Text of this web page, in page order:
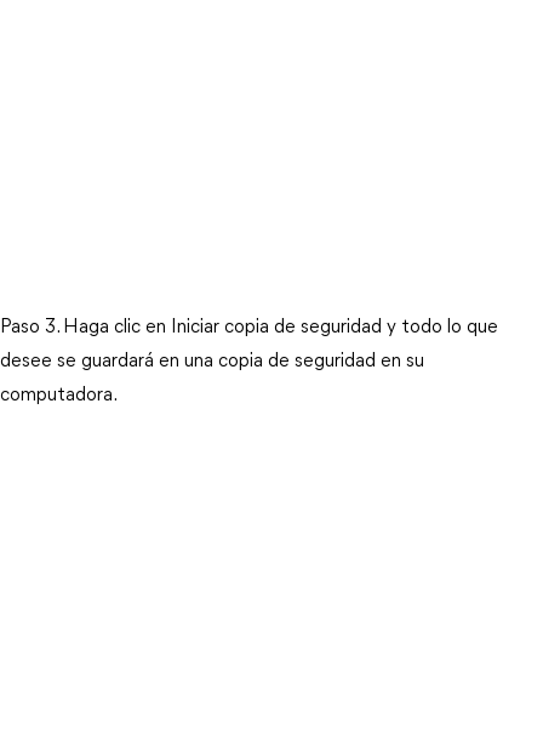
Paso 3. Haga clic en Iniciar copia de seguridad y todo lo que
desee se guardará en una copia de seguridad en su
computadora.